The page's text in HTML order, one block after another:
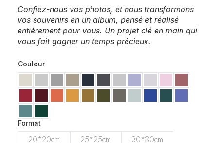
Confiez-nous vos photos, et nous transformons
vos souvenirs en un album, pensé et réalisé
entièrement pour vous. Un projet clé en main qui
vous fait gagner un temps précieux.
Couleur
Format
20*20cm 25*25cm 30*30cm